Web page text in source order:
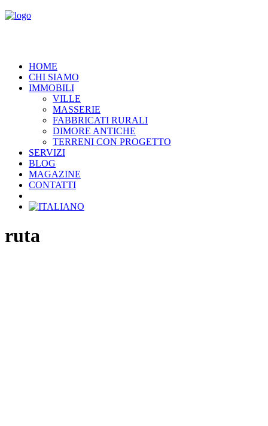
HOME
CHI SIAMO
IMMOBILI
VILLE
MASSERIE
FABBRICATI RURALI
DIMORE ANTICHE
TERRENI CON PROGETTO
SERVIZI
BLOG
MAGAZINE
CONTATTI
ruta